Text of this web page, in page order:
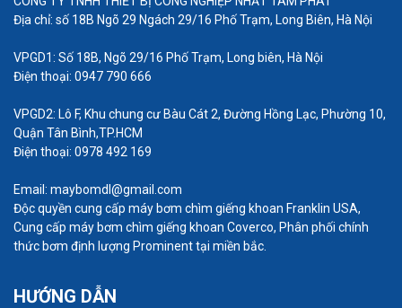
bảo dưỡng, sửa chữa.
trọng lượng nhẹ dễ dàng vận chuyển, lắp đặt.
trong nông nghiệp và sinh hoạt.
Máy thổi khí con sò sử dụng động cơ 220V
nhau.
Máy thổi khí con sò có lưu lượng khí lớn, hiệu
suất hoạt động cao, tiết kiệm điện năng.
Ứng dụng:
Địa chỉ: số 18B Ngõ 29 Ngách 29/16 Phố Trạm, Long Biên, Hà Nội
VPGD1: Số 18B, Ngõ 29/16 Phố Trạm, Long biên, Hà Nội
Điện thoại: 0947 790 666
VPGD2: Lô F, Khu chung cư Bàu Cát 2, Đường Hồng Lạc, Phường 10,
Quận Tân Bình,TP.HCM
Điện thoại: 0978 492 169
Email: maybomdl@gmail.com
Độc quyền cung cấp máy bơm chìm giếng khoan Franklin USA,
Cung cấp máy bơm chìm giếng khoan Coverco, Phân phối chính
thức bơm định lượng Prominent tại miền bắc.
HƯỚNG DẪN